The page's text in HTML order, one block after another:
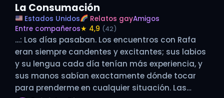
La Consumación
Estados Unidos Relatos gayAmigos
Entre compañeros★ 4,9 (42)
…: Los días pasaban. Los encuentros con Rafa
eran siempre candentes y excitantes; sus labios
y su lengua cada día tenían más experiencia, y
sus manos sabían exactamente dónde tocar
para prenderme en cualquier situación. Las